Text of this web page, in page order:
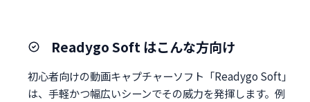
Readygo Soft はこんな方向け
初心者向けの動画キャプチャーソフト「Readygo Soft」
は、手軽かつ幅広いシーンでその威力を発揮します。例